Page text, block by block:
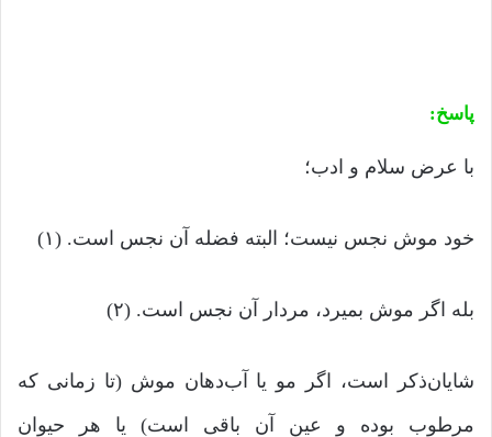
پاسخ:
با عرض سلام و ادب؛
خود موش نجس نیست؛ البته فضله آن نجس است. (۱)
بله اگر موش بمیرد، مردار آن نجس است. (۲)
شایان‌ذکر است، اگر مو یا آب‌دهان موش (تا زمانی که
مرطوب بوده و عین آن باقی است) یا هر حیوان